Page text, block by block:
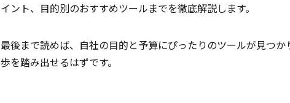
イント、目的別のおすすめツールまでを徹底解説します。
最後まで読めば、自社の目的と予算にぴったりのツールが見つ
歩を踏み出せるはずです。